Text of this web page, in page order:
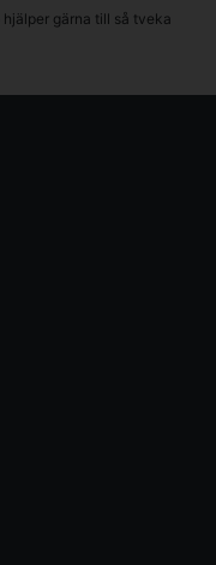
hjälper gärna till så tveka